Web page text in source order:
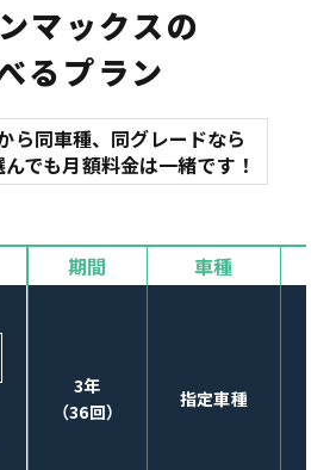
諸費用
マット
バイザー
ンも選べる！
マックスの
るプラン
ら同車種、同グレードなら
でも月額料金は一緒です！
期間 車種
3年
（36回）
指定車種